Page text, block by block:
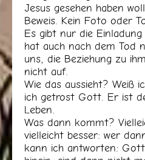
Jesus gesehen haben
Beweis. Kein Foto oder
Es gibt nur die
hat auch nach dem Tod
uns, die Beziehung zu
nicht auf.
Wie das aussieht? Weiß
ich getrost Gott. Er ist
Leben.
Was dann kommt?
vielleicht besser: wer
kann ich antworten: